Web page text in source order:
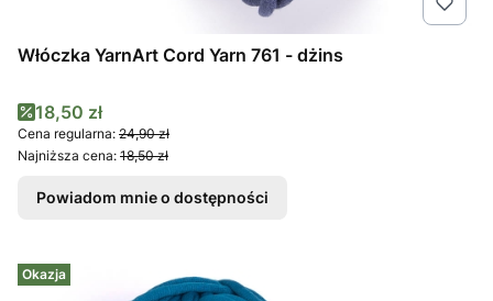
Włóczka YarnArt Cord Yarn 761 - dżins
Cena promocyjna
18,50 zł
Cena regularna: 24,90 zł
Najniższa cena: 18,50 zł
Powiadom mnie o dostępności
Okazja